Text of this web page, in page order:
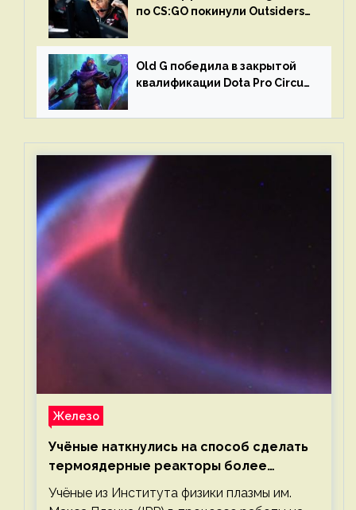
по CS:GO покинули Outsiders
Old G победила в закрытой
квалификации Dota Pro Circuit
Железо
Учёные наткнулись на способ сделать
термоядерные реакторы более
компактными или мощными
Учёные из Института физики плазмы им.